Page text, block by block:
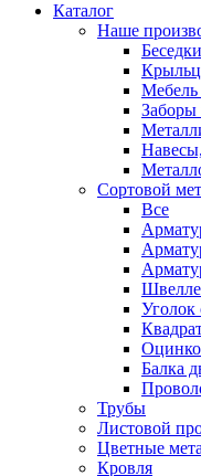
Каталог
Наше
Беседки
Заборы
Сортовой
Все
Уголок
Балка
Трубы
Листовой
Цветные
Кровля